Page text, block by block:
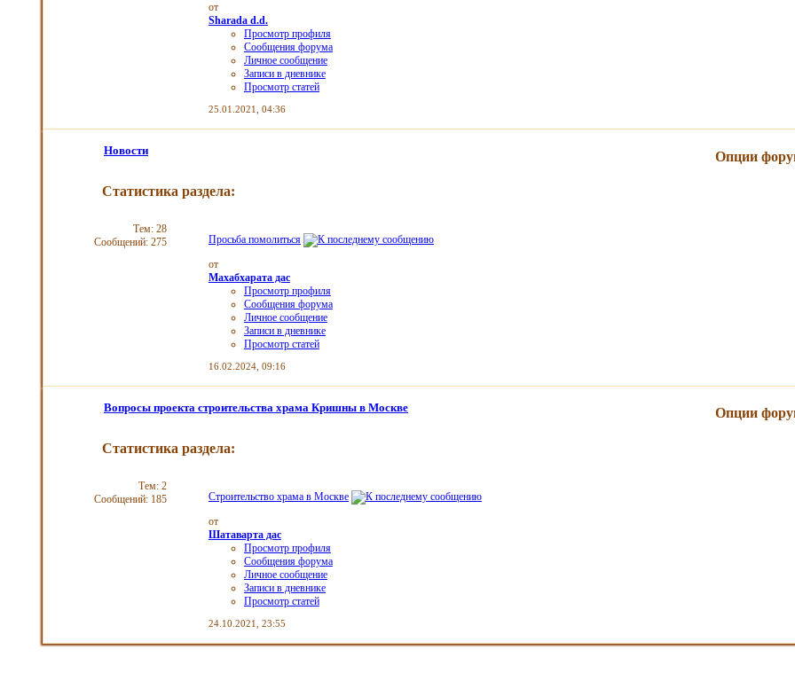
от
Sharada d.d.
Просмотр профиля
Сообщения форума
Личное сообщение
Записи в дневнике
Просмотр статей
25.01.2021, 04:36
Новости Опции
Статистика раздела:
Тем: 28
Сообщений: 275
Просьба помолиться
от
Махабхарата дас
Просмотр профиля
Сообщения форума
Личное сообщение
Записи в дневнике
Просмотр статей
16.02.2024, 09:16
Вопросы проекта строительства храма Кришны в Москве Опции
Статистика раздела:
Тем: 2
Сообщений: 185
Строительство храма в Москве
от
Шатаварта дас
Просмотр профиля
Сообщения форума
Личное сообщение
Записи в дневнике
Просмотр статей
24.10.2021, 23:55